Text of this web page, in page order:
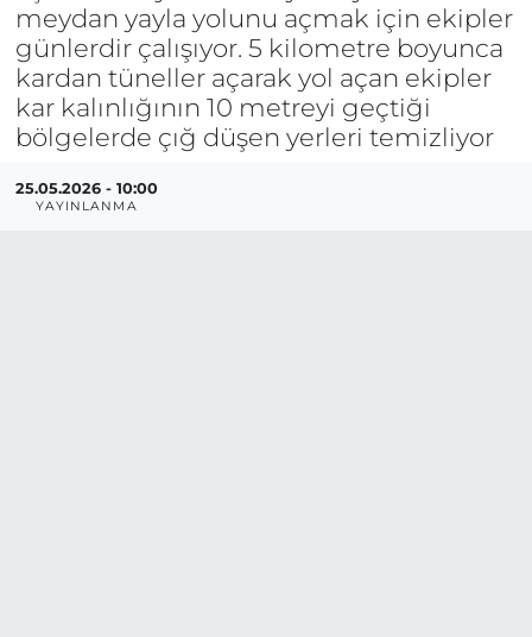
meydan yayla yolunu açmak için ekipler
günlerdir çalışıyor. 5 kilometre boyunca
kardan tüneller açarak yol açan ekipler
kar kalınlığının 10 metreyi geçtiği
bölgelerde çığ düşen yerleri temizliyor
25.05.2026 - 10:00
YAYINLANMA